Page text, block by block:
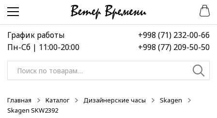
Перейти
навигации
Перейти
содержимому
График работы
Пн-Сб | 11:00-20:00
+998 (71) 232-00-66
+998 (77) 209-50-50
Искать:
Главная Каталог Дизайнерские часы
Skagen
Skagen SKW2392
-50%
-50%
-50%